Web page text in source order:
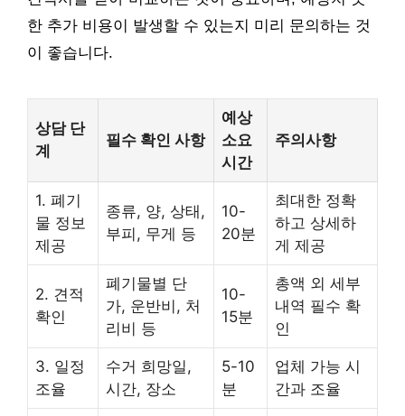
한 추가 비용이 발생할 수 있는지 미리 문의하는 것
이 좋습니다.
상담 단
계
필수 확인 사항
예상
소요
시간
주의사항
1. 폐기
물 정보
제공
종류, 양, 상태,
부피, 무게 등
10-
20분
최대한 정확
하고 상세하
게 제공
2. 견적
확인
폐기물별 단
가, 운반비, 처
리비 등
10-
15분
총액 외 세부
내역 필수 확
인
3. 일정
조율
수거 희망일,
시간, 장소
5-10
분
업체 가능 시
간과 조율